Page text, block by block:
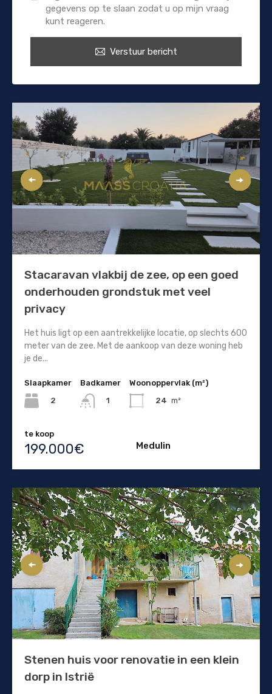
gegevens op te slaan zodat u op mijn vraag
kunt reageren.
Verstuur bericht
Stacaravan vlakbij de zee, op een goed
onderhouden grondstuk met veel
privacy
Het huis ligt op een aantrekkelijke locatie, op slechts 600
meter van de zee. Met de aankoop van deze woning heb
je de...
Slaapkamer
2
Badkamer
1
Woonoppervlak (m²)
24 m²
te koop
199.000€ Medulin
Stenen huis voor renovatie in een klein
dorp in Istrië